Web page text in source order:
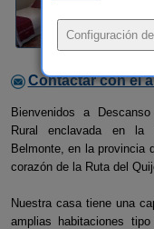
Contactar con el
Bienvenidos a
Rural enclavada en la
Belmonte, en la provincia
corazón de la Ruta del
Nuestra casa tiene una
amplias habitaciones